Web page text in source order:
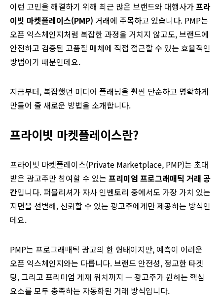
이런 고민을 해결하기 위해 최근 많은 브랜드와 대행사가프라
이빗 마켓플레이스(PMP) 거래에 주목하고 있습니다. PMP는
오픈 익스체인지처럼 복잡한 과정을 거치지 않고도, 브랜드에
안전하고 검증된 고품질 매체에 직접 접근할 수 있는 효율적인
방법이기 때문인데요.
지금부터, 복잡했던 미디어 플래닝을 훨씬 단순하고 명확하게
만들어 줄 새로운 방법을 소개합니다.
프라이빗 마켓플레이스란?
프라이빗 마켓플레이스(Private Marketplace, PMP)는 초대
받은 광고주만 참여할 수 있는 프리미엄 프로그래매틱 거래 공
간입니다. 퍼블리셔가 자사 인벤토리 중에서도 가장 가치 있는
지면을 선별해, 신뢰할 수 있는 광고주에게만 제공하는 방식인
데요.
PMP는 프로그래매틱 광고의 한 형태이지만, 예측이 어려운
오픈 익스체인지와는 다릅니다. 브랜드 안전성, 정교한 타겟
팅, 그리고 프리미엄 게재 위치까지 — 광고주가 원하는 핵심
요소를 모두 충족하는 자동화된 거래 방식입니다.